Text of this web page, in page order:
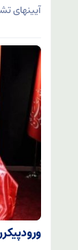
آیینهای
ورود